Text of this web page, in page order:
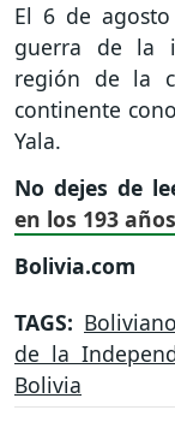
El 6 de
guerra de la
región de la
continente
Yala.
No dejes de
en los 193
Bolivia.com
TAGS:
de la
Bolivia